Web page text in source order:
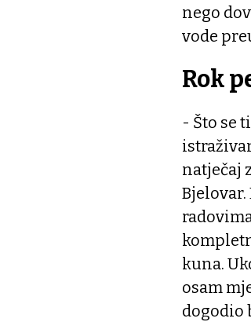
nego
vode
Rok
- Što se
natječaj
kuna.
osam
dogodio